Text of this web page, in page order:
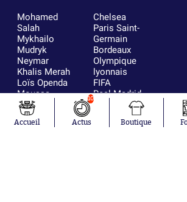
Mohamed
Salah
Mykhailo
Mudryk
Neymar
Khalis Merah
Loïs Openda
Moussa
Niakhaté
Nicolás
Tagliafico
Chelsea
Paris Saint-
Germain
Bordeaux
Olympique
lyonnais
FIFA
Real Madrid
RC Strasbourg
France
Accueil
10
Actus Boutique